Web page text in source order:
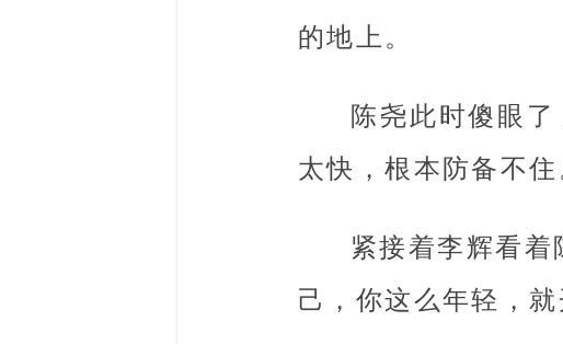
的地上。
陈尧此时傻眼
太快，根本防备不住
紧接着李辉看着
己，你这么年轻，